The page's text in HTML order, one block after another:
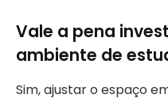
Vale a pena
ambiente de
Sim, ajustar o espaço